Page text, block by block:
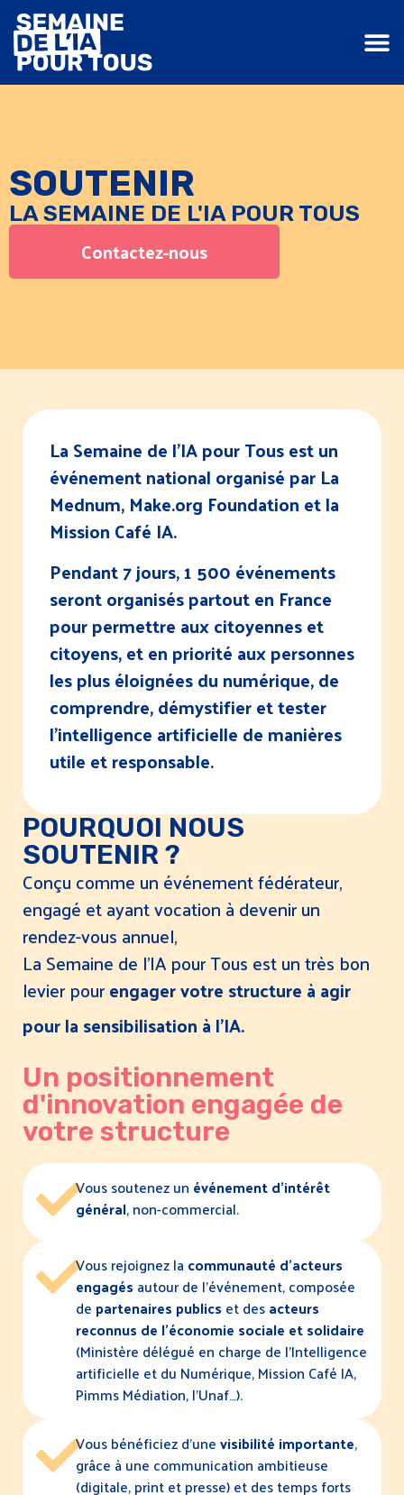
SOUTENIR
LA SEMAINE DE L'IA POUR TOUS
Contactez-nous
La Semaine de l’IA pour Tous est un
événement national organisé par La
Mednum, Make.org Foundation et la
Mission Café IA.
Pendant 7 jours, 1 500 événements
seront organisés partout en France
pour permettre aux citoyennes et
citoyens, et en priorité aux personnes
les plus éloignées du numérique, de
comprendre, démystifier et tester
l’intelligence artificielle de manières
utile et responsable.
POURQUOI NOUS
SOUTENIR ?
Conçu comme un événement fédérateur,
engagé et ayant vocation à devenir un
rendez-vous annuel,
La Semaine de l’IA pour Tous est un très bon
levier pourengager votre structure à agir
pour la sensibilisation à l’IA.
Un positionnement
d'innovation engagée de
votre structure
Vous soutenez un événement d’intérêt
général, non-commercial.
Vous rejoignez la communauté d’acteurs
engagés autour de l’événement, composée
de partenaires publics et desacteurs
reconnus de l’économie sociale et solidaire
(Ministère délégué en charge de l’Intelligence
artificielle et du Numérique, Mission Café IA,
Pimms Médiation, l’Unaf…).
Vous bénéficiez d’unevisibilité importante,
grâce à une communication ambitieuse
(digitale, print et presse) et des temps forts